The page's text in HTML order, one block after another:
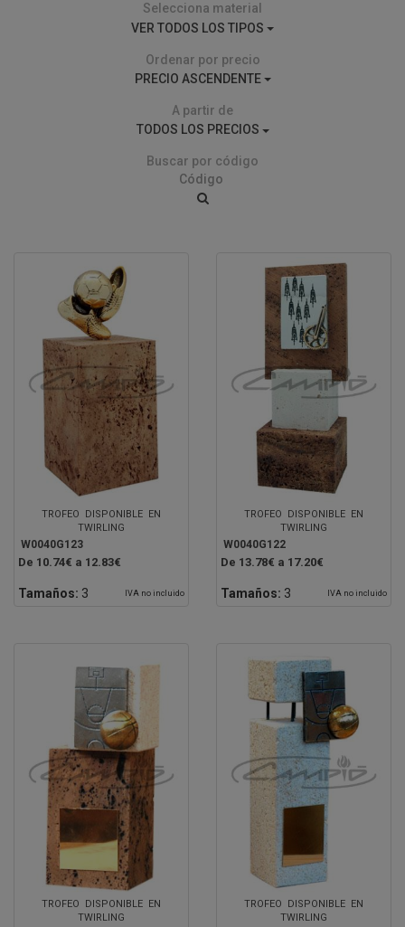
Selecciona material
VER TODOS LOS TIPOS
Ordenar por precio
PRECIO ASCENDENTE
A partir de
TODOS LOS PRECIOS
Buscar por código
TROFEO DISPONIBLE EN
TWIRLING
W0040G123
De 10.74€ a 12.83€
Tamaños: 3 IVA no incluido
TROFEO DISPONIBLE EN
TWIRLING
W0040G122
De 13.78€ a 17.20€
Tamaños: 3 IVA no incluido
TROFEO DISPONIBLE EN
TWIRLING
TROFEO DISPONIBLE EN
TWIRLING